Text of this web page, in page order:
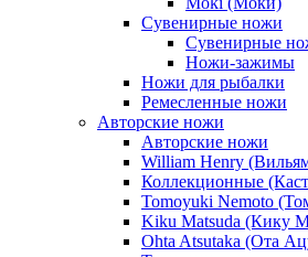
Сувенирные ножи
Сувенирные
Ножи-зажимы
Ножи для рыбалки
Ремесленные ножи
Авторские ножи
Авторские ножи
William Henry
Коллекционные
Tomoyuki Nemoto
Kiku Matsuda (Кику
Ohta Atsutaka (Ота